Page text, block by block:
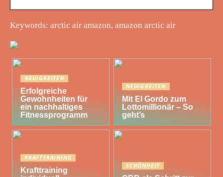
Keywords: arctic air amazon, amazon arctic air
NEUIGKEITEN
Erfolgreiche
Gewohnheiten für
ein nachhaltiges
Fitnessprogramm
NEUIGKEITEN
Mit El Gordo zum
Lottomillionär – So
geht’s
KRAFTTRAINING
Krafttraining
SCHÖNHEIT